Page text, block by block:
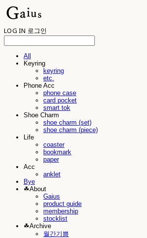
LOG IN 로그인
All
Keyring
keyring
etc.
Phone Acc
phone case
card pocket
smart tok
Shoe Charm
shoe charm (set)
shoe charm (piece)
Life
coaster
bookmark
paper
Acc
anklet
Bye
☘︎About
Gaius
product guide
membership
stocklist
☘︎Archive
월간기쁨